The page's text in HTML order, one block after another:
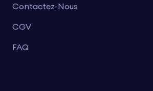
Contactez-Nous
CGV
FAQ